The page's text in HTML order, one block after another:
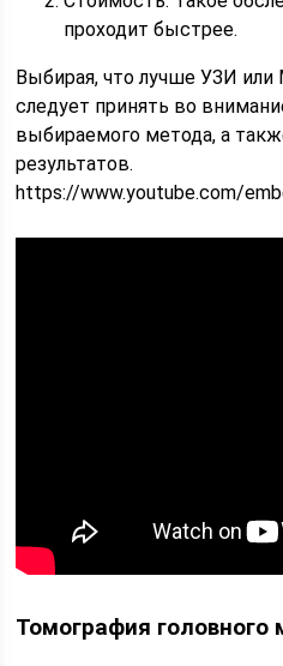
проходит быстрее.
Выбирая, что лучше УЗИ
следует принять во
выбираемого метода, а
результатов.
https://www.youtube.com/
Томография головного